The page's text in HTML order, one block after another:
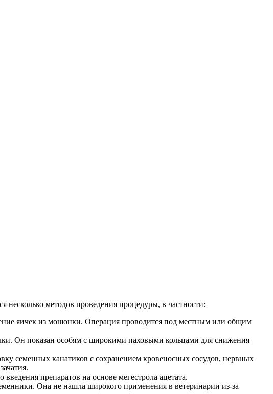
методов проведения процедуры, в частности:
яичек из мошонки. Операция проводится под местным или общим
Он показан особям с широкими паховыми кольцами для снижения
семенных канатиков с сохранением кровеносных сосудов, нервных
препаратов на основе мегестрола ацетата.
Она не нашла широкого применения в ветеринарии из-за